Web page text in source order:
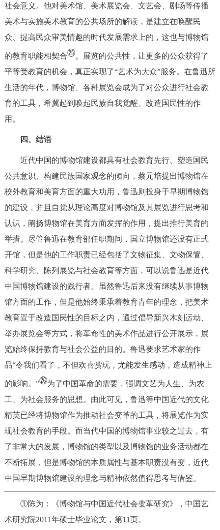
社会意义。他对美术馆、美术展览会、文艺会、剧场等传播
美术与实施美术教育的公共场所的解读，是建立在唤醒民
众、提高民众审美情趣的时代发展需求上的，这也与博物馆
的教育职能相契合㉕。展览的公共性，让更多的公众获得了
平等受教育的机会，真正实现了“艺术为大众”服务。在鲁迅所
生活的年代，博物馆、各种展览会成为了对公众进行社会教
育的工具，希冀起到唤起民族自我觉醒、改造国民性的作
用。
四、结语
近代中国的博物馆建设都具有社会教育先行、塑造国民
公共意识、构建民族国家观念的倾向，蔡元培提出博物馆在
校外教育和美育方面的重大功用，鲁迅则投身于早期博物馆
的建设，并且自觉从理论高度对博物馆及其展览进行思考和
认识，阐扬博物馆在美育方面发挥的作用，提出推行美育的
举措。尽管鲁迅在教育部任职期间，国立博物馆还没有正式
开馆，但是他的工作职责已经包括了文物征集、文物保管、
科学研究、陈列展览与社会教育等方面，可以说鲁迅是近代
中国博物馆建设的践行者。虽然鲁迅后来没有继续从事博物
馆方面的工作，但是他始终秉承着教育青年的理念，把美术
教育置于改造国民性的目标之内，通过倡导新兴木刻运动、
举办展览会等方式，将革命性的美术作品进行公开展示，展
览始终保持教育与社会公益的目的。鲁迅要求艺术家的作
品“令我们看了，不但欢喜赏玩，尤能发生感动，造成精神上
的影响。”㉖为了中国革命的需要，强调文艺为人生、为农
工、为社会服务的思想。由此可见，鲁迅等中国近代的文化
精英已经将博物馆作为推动社会变革的工具，将展览作为实
现社会教育的手段。而当代中国的博物馆事业较之过去，有
了非常大的发展，博物馆的类型以及博物馆的业务活动都在
不断拓展，但是博物馆的本质属性与基本职责没有变，近代
中国早期博物馆建设的理念与精神依然值得思考与借鉴。
①陈为：《博物馆与中国近代社会变革研究》，中国艺
术研究院2011年硕士毕业论文，第11页。